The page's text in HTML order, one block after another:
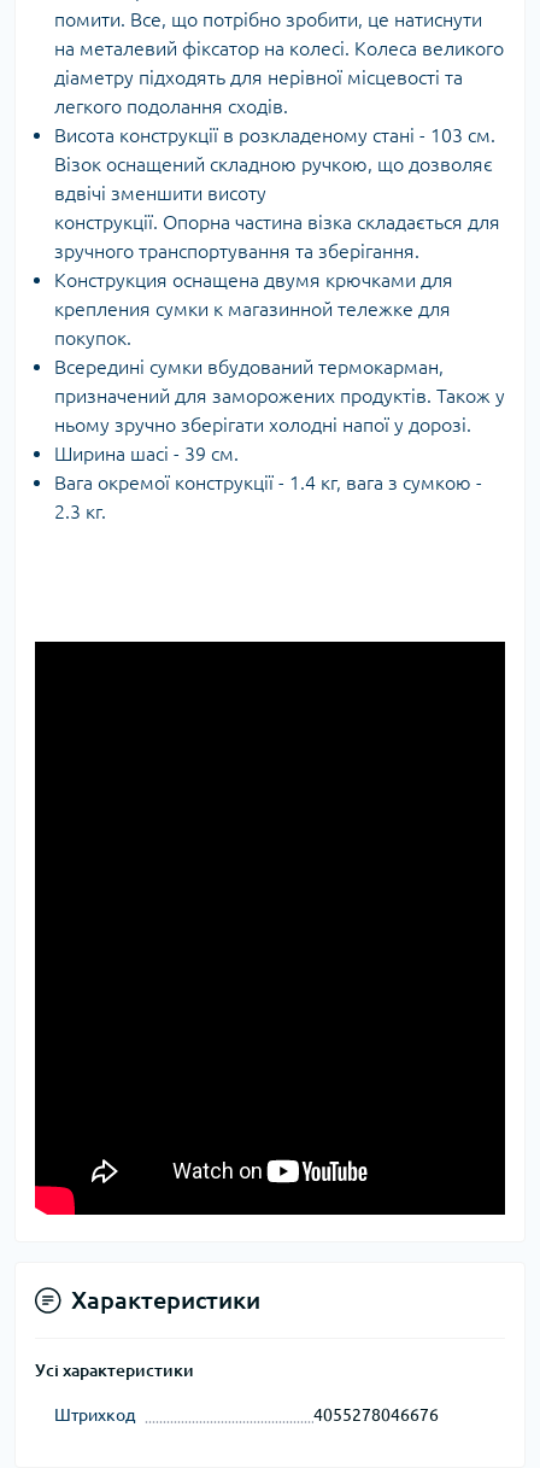
помити. Все, що потрібно зробити, це натиснути
на металевий фіксатор на колесі. Колеса великого
діаметру підходять для нерівної місцевості та
легкого подолання сходів.
Висота конструкції в розкладеному стані - 103 см.
Візок оснащений складною ручкою, що дозволяє
вдвічі зменшити висоту
конструкції. Опорна частина візка складається для
зручного транспортування та зберігання.
Конструкция оснащена двумя крючками для
крепления сумки к магазинной тележке для
покупок.
Всередині сумки вбудований термокарман,
призначений для заморожених продуктів. Також у
ньому зручно зберігати холодні напої у дорозі.
Ширина шасі - 39 см.
Вага окремої конструкції - 1.4 кг, вага з сумкою -
2.3 кг.
Характеристики
Усі характеристики
Штрихкод 4055278046676